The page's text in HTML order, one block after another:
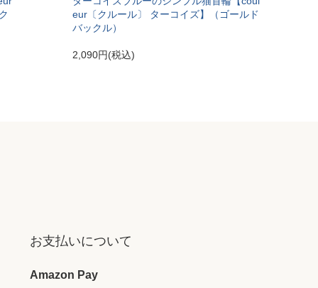
eur〔クルール〕 ターコイズ】（ゴールド
バックル）
2,090円(税込)
お支払いについて
Amazon Pay